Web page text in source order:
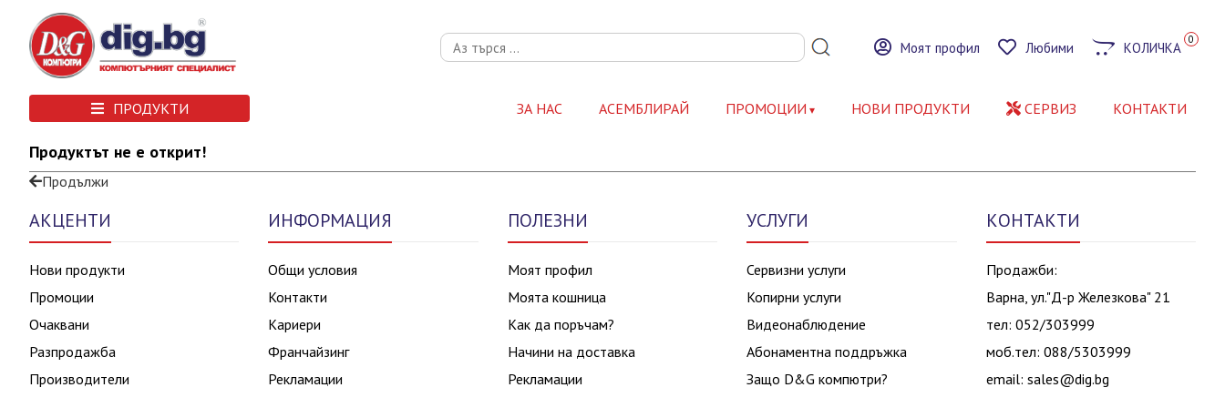
Моят профил Любими КОЛИЧКА 0
ПРОДУКТИ ЗА НАС АСЕМБЛИРАЙ ПРОМОЦИИ НОВИ ПРОДУКТИ СЕРВИЗ КОНТАКТИ
Продуктът не е открит!
Продължи
АКЦЕНТИ
Нови продукти
Промоции
Очаквани
Разпродажба
Производители
ИНФОРМАЦИЯ
Общи условия
Контакти
Кариери
Франчайзинг
Рекламации
ПОЛЕЗНИ
Моят профил
Моята кошница
Как да поръчам?
Начини на доставка
Рекламации
УСЛУГИ
Сервизни услуги
Копирни услуги
Видеонаблюдение
Абонаментна поддръжка
Защо D&G компютри?
КОНТАКТИ
Продажби:
Варна, ул."Д-р Железкова" 21
тел: 052/303999
моб.тел: 088/5303999
email: sales@dig.bg